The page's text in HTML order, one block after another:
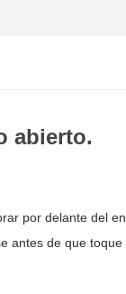
abierto.
por delante del
antes de que